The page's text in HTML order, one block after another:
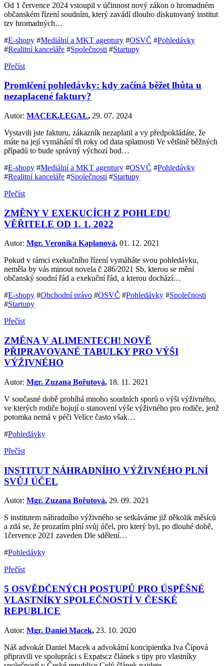
Od 1 července 2024 vstoupil v účinnost nový zákon o hromadném
občanském řízení soudním, který zavádí dlouho diskutovaný institut
tzv hromadných…
#E-shopy #Mediální a MKT agentury #OSVČ #Pohledávky
#Realitní kanceláře #Společnosti #Startupy
Přečíst
Promlčení pohledávky: kdy začíná běžet lhůta u
nezaplacené faktury?
Autor: MACEK.LEGAL, 29. 07. 2024
Vystavili jste fakturu, zákazník nezaplatil a vy předpokládáte, že
máte na její vymáhání tři roky od data splatnosti Ve většině běžných
případů to bude správný výchozí bod…
#E-shopy #Mediální a MKT agentury #OSVČ #Pohledávky
#Realitní kanceláře #Společnosti #Startupy
Přečíst
ZMĚNY V EXEKUCÍCH Z POHLEDU
VĚŘITELE OD 1. 1. 2022
Autor: Mgr. Veronika Kaplanová, 01. 12. 2021
Pokud v rámci exekučního řízení vymáháte svou pohledávku,
neměla by vás minout novela č 286/2021 Sb, kterou se mění
občanský soudní řád a exekuční řád, a kterou dochází…
#E-shopy #Obchodní právo #OSVČ #Pohledávky #Společnosti
#Startupy
Přečíst
ZMĚNA V ALIMENTECH! NOVĚ
PŘIPRAVOVANÉ TABULKY PRO VÝŠI
VÝŽIVNÉHO
Autor: Mgr. Zuzana Bořutová, 18. 11. 2021
V současné době probíhá mnoho soudních sporů o výši výživného,
ve kterých rodiče bojují o stanovení výše výživného pro rodiče, jenž
potomka nemá v péči Velice často však…
#Pohledávky
Přečíst
INSTITUT NÁHRADNÍHO VÝŽIVNÉHO PLNÍ
SVŮJ ÚČEL
Autor: Mgr. Zuzana Bořutová, 29. 09. 2021
S institutem náhradního výživného se setkáváme již několik měsíců
a zdá se, že prozatím plní svůj účel, pro který byl, po dlouhé době,
1července 2021 zaveden Dle sdělení…
#Pohledávky
Přečíst
5 OSVĚDČENÝCH POSTUPŮ PRO ÚSPĚŠNÉ
VLASTNÍKY SPOLEČNOSTÍ V ČESKÉ
REPUBLICE
Autor: Mgr. Daniel Macek, 23. 10. 2020
Náš advokát Daniel Macek a advokátní koncipientka Iva Čípová
připravili ve spolupráci s Expatscz článek s tipy pro vlastníky